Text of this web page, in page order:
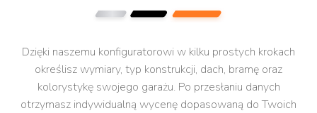
Dzięki naszemu konfiguratorowi w kilku prostych krokach
określisz wymiary, typ konstrukcji, dach, bramę oraz
kolorystykę swojego garażu. Po przesłaniu danych
otrzymasz indywidualną wycenę dopasowaną do Twoich